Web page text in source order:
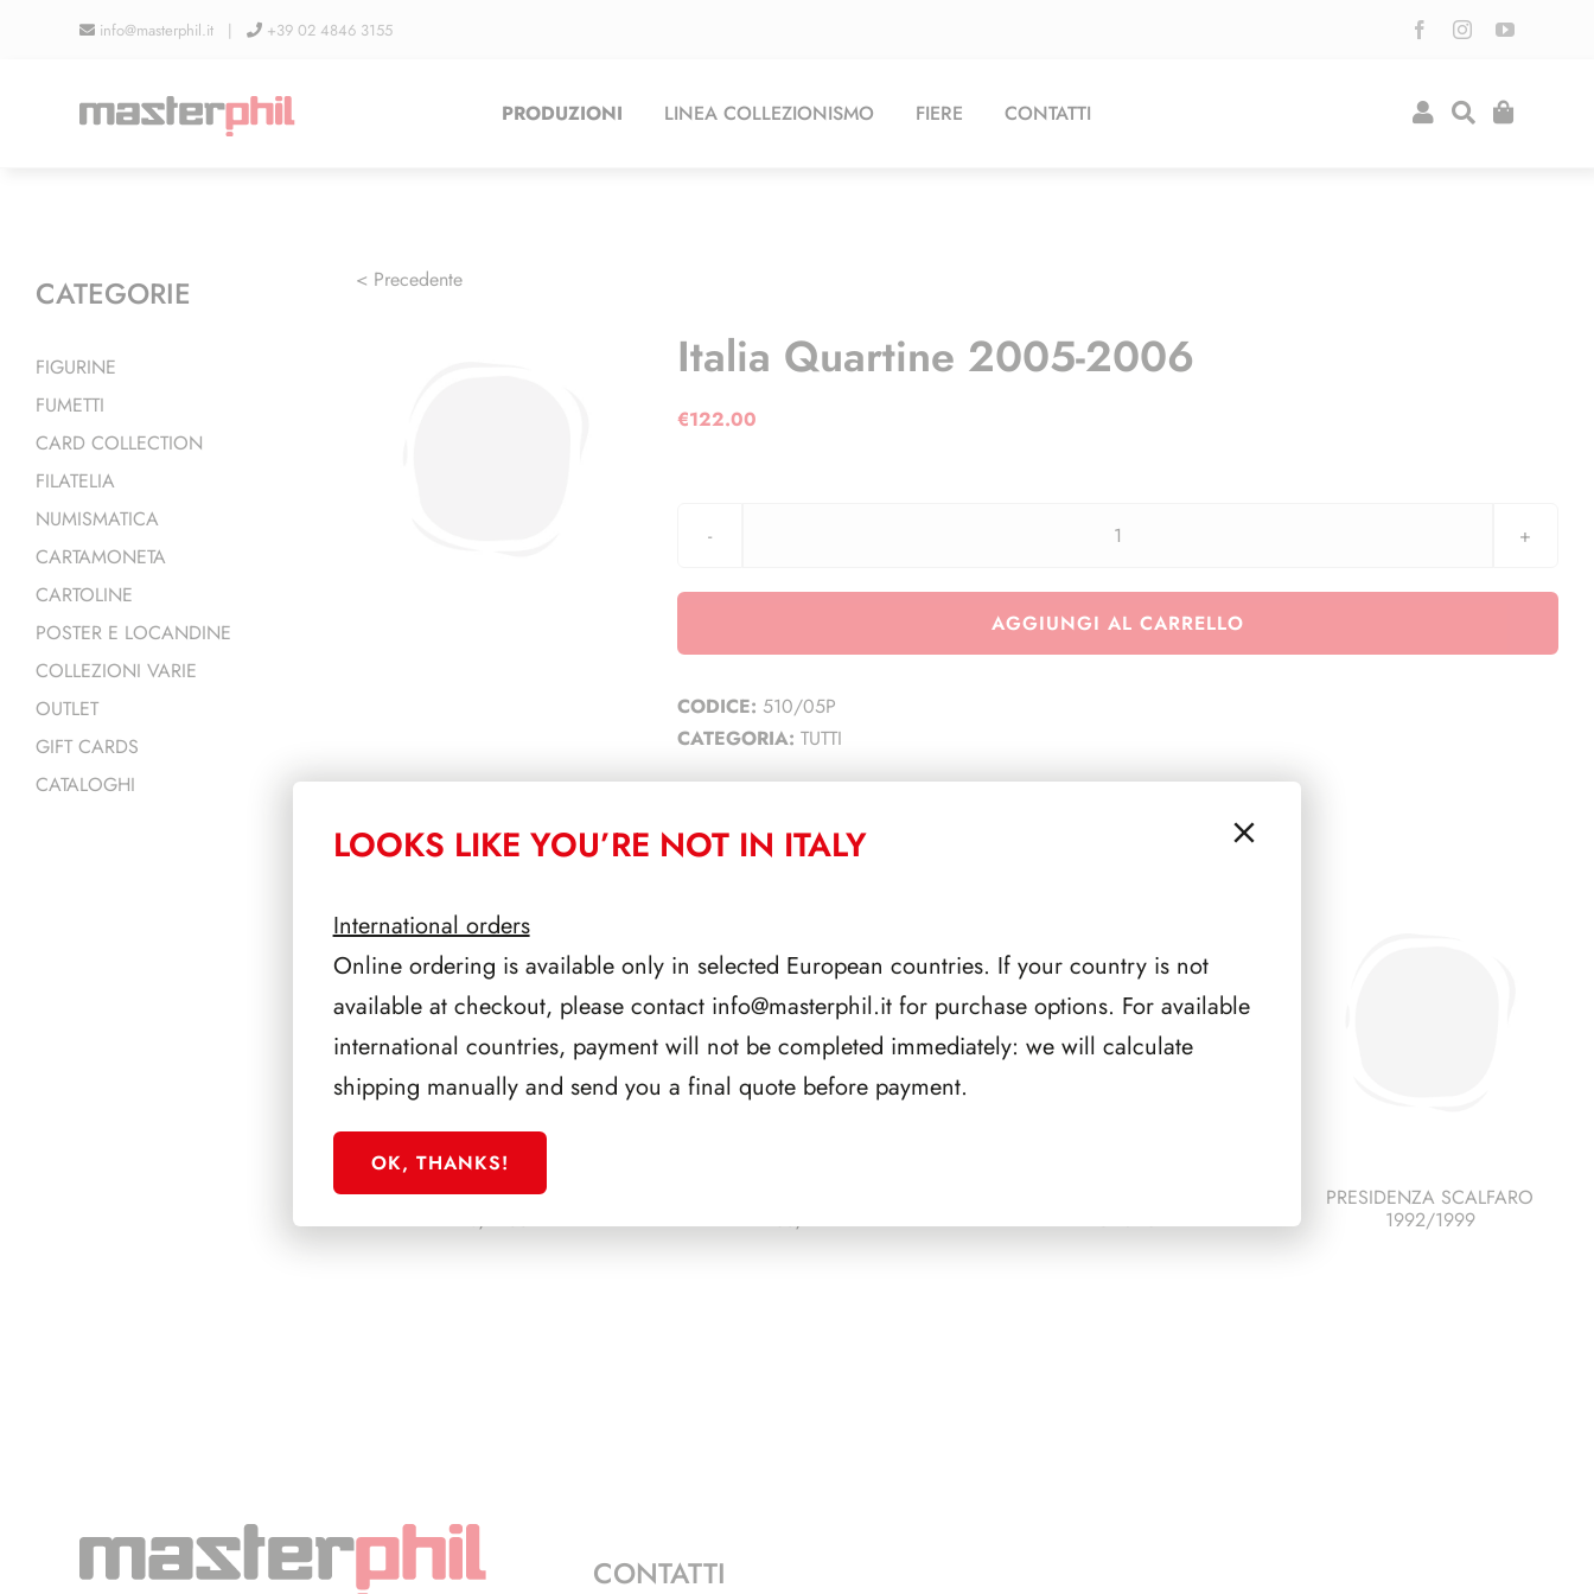
info@masterphil.it | +39 02 4846 3155
PRODUZIONI LINEA COLLEZIONISMO FIERE CONTATTI
< Precedente
Italia Quartine 2005-2006
€122.00
Italia
2005-
AGGIUNGI AL CARRELLO
CODICE: 510/05P
CATEGORIA: TUTTI
PRODOTTI CORRELATI
PRESIDENZA EINAUDI
1948/1955
1965/1971
PAGINE 6
PRESIDENZA SCALFARO
1992/1999
CATEGORIE
FIGURINE
FUMETTI
CARD COLLECTION
FILATELIA
NUMISMATICA
CARTAMONETA
CARTOLINE
POSTER E LOCANDINE
COLLEZIONI VARIE
OUTLET
GIFT CARDS
CATALOGHI
CONTATTI
LOOKS LIKE YOU’RE NOT IN ITALY
International orders
Online ordering is available only in selected European countries. If your country is not
available at checkout, please contact info@masterphil.itfor purchase options. For available
international countries, payment will not be completed immediately: we will calculate
shipping manually and send you a final quote before payment.
OK, THANKS!